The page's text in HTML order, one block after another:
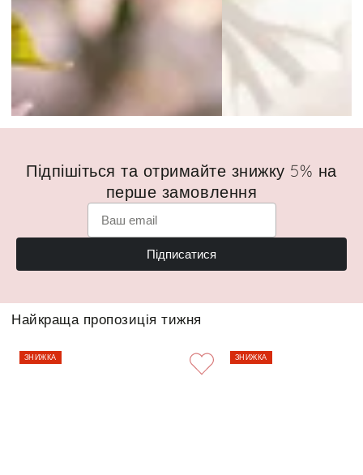
Підпішіться та отримайте знижку 5% на
перше замовлення
Підписатися
Найкраща пропозиція тижня
ЗНИЖКА ЗНИЖКА